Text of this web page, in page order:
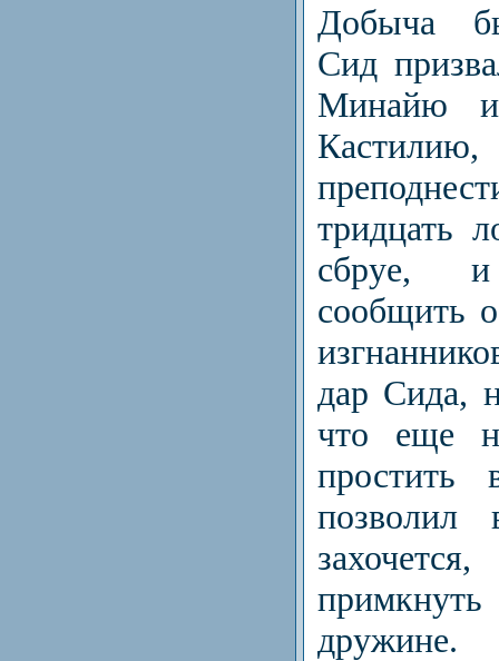
Добыча
Сид
Минайю
тридцать
сбруе,
сообщить
дар Сида,
что еще
простить
позволил
дружине.